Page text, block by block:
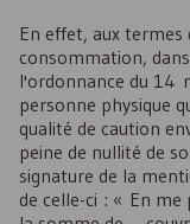
En effet, aux termes
consommation,
l'ordonnance du 14
personne physique
qualité de caution
peine de nullité de
signature de la
de celle-ci : « En